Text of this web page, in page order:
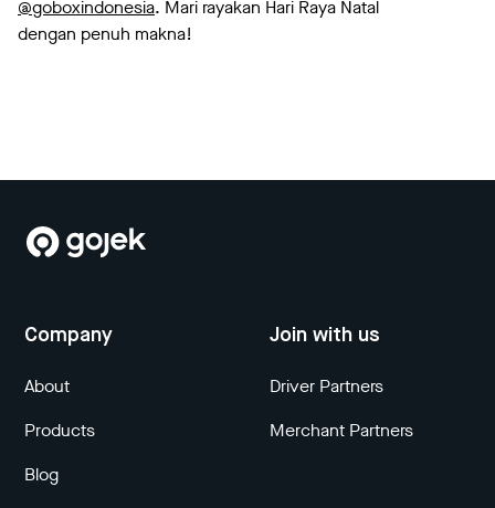
@goboxindonesia. Mari rayakan Hari Raya Natal
dengan penuh makna!
Company
About
Products
Blog
Join with us
Driver Partners
Merchant Partners